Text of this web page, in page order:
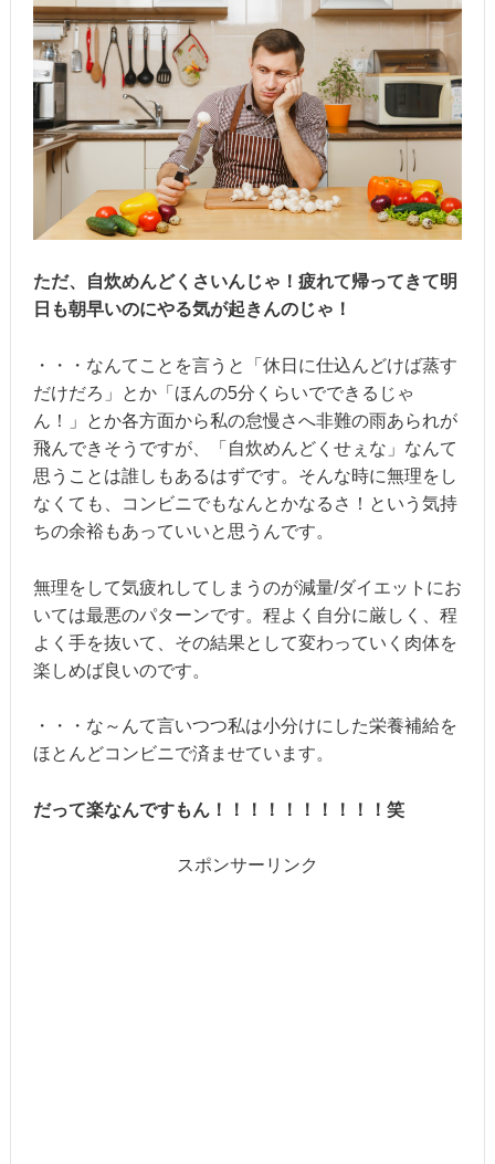
ただ、自炊めんどくさいんじゃ！疲れて帰ってきて明
日も朝早いのにやる気が起きんのじゃ！
・・・なんてことを言うと「休日に仕込んどけば蒸す
だけだろ」とか「ほんの5分くらいでできるじゃ
ん！」とか各方面から私の怠慢さへ非難の雨あられが
飛んできそうですが、「自炊めんどくせぇな」なんて
思うことは誰しもあるはずです。そんな時に無理をし
なくても、コンビニでもなんとかなるさ！という気持
ちの余裕もあっていいと思うんです。
無理をして気疲れしてしまうのが減量/ダイエットにお
いては最悪のパターンです。程よく自分に厳しく、程
よく手を抜いて、その結果として変わっていく肉体を
楽しめば良いのです。
・・・な～んて言いつつ私は小分けにした栄養補給を
ほとんどコンビニで済ませています。
だって楽なんですもん！！！！！！！！！！笑
スポンサーリンク